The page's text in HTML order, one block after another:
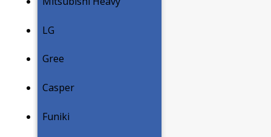
LG
Gree
Casper
Funiki